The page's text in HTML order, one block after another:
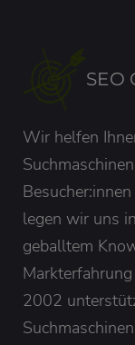
SEO
Wir helfen
legen wir uns
geballtem
2002